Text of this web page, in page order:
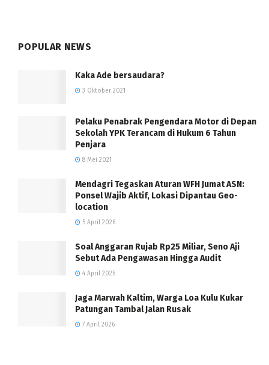
POPULAR NEWS
Kaka Ade bersaudara?
3 Oktober 2021
Pelaku Penabrak Pengendara Motor di Depan
Sekolah YPK Terancam di Hukum 6 Tahun
Penjara
8 Mei 2021
Mendagri Tegaskan Aturan WFH Jumat ASN:
Ponsel Wajib Aktif, Lokasi Dipantau Geo-
location
5 April 2026
Soal Anggaran Rujab Rp25 Miliar, Seno Aji
Sebut Ada Pengawasan Hingga Audit
4 April 2026
Jaga Marwah Kaltim, Warga Loa Kulu Kukar
Patungan Tambal Jalan Rusak
7 April 2026